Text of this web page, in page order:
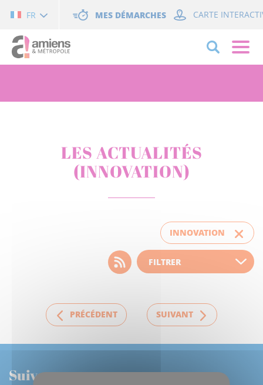
FR MES DÉMARCHES CARTE
LES ACTUALITÉS
(INNOVATION)
INNOVATION
Choisissez votre filtre
d'actualité
PRÉCÉDENT SUIVANT
Suivez-nous